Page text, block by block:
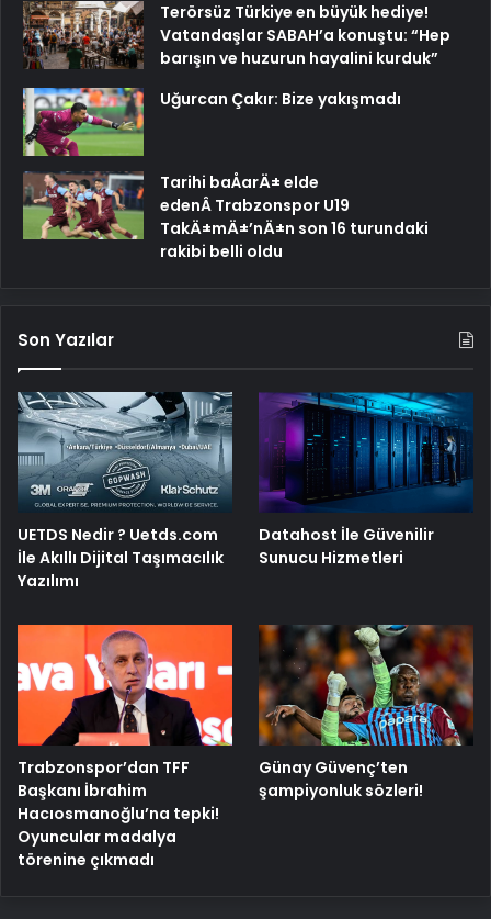
Terörsüz Türkiye en büyük hediye!
Vatandaşlar SABAH’a konuştu: “Hep
barışın ve huzurun hayalini kurduk”
Uğurcan Çakır: Bize yakışmadı
Tarihi baÅarÄ± elde
edenÂ Trabzonspor U19
TakÄ±mÄ±’nÄ±n son 16 turundaki
rakibi belli oldu
Son Yazılar
UETDS Nedir ? Uetds.com
İle Akıllı Dijital Taşımacılık
Yazılımı
Datahost İle Güvenilir
Sunucu Hizmetleri
Trabzonspor’dan TFF
Başkanı İbrahim
Hacıosmanoğlu’na tepki!
Oyuncular madalya
törenine çıkmadı
Günay Güvenç’ten
şampiyonluk sözleri!